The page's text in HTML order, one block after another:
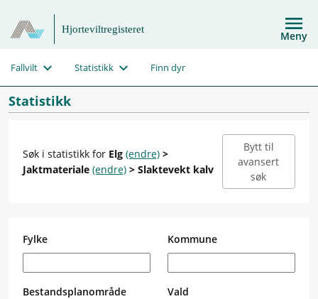
Hjorteviltregisteret Meny
Fallvilt Statistikk Finn dyr
Statistikk
Søk i statistikk for Elg (endre) >
Jaktmateriale (endre) > Slaktevekt kalv
Bytt til
avansert
søk
Fylke Kommune
Bestandsplanområde Vald